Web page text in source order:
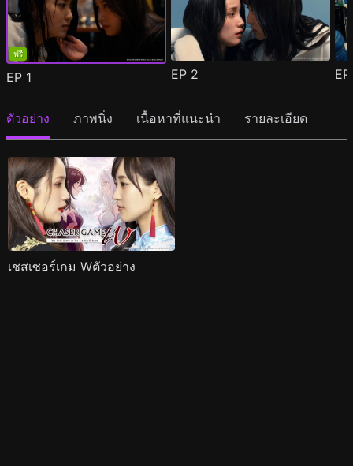
ฟรี
EP 1 EP 2
ตัวอย่าง ภาพนิ่ง เนื้อหาที่แนะนำ รายละเอียด
เชสเซอร์เกม Wตัวอย่าง